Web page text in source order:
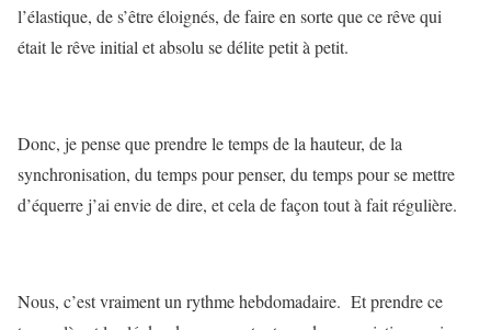
l’élastique, de s’être éloignés, de faire en sorte que ce rêve qui
était le rêve initial et absolu se délite petit à petit.
Donc, je pense que prendre le temps de la hauteur, de la
synchronisation, du temps pour penser, du temps pour se mettre
d’équerre j’ai envie de dire, et cela de façon tout à fait régulière.
Nous, c’est vraiment un rythme hebdomadaire. Et prendre ce